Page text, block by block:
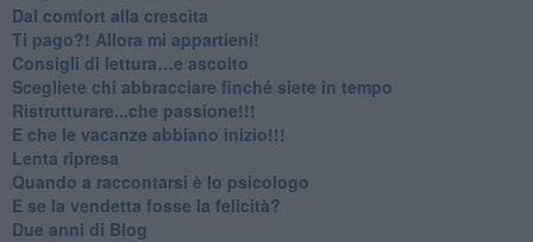
​Dal comfort alla crescita
​Ti pago?! Allora mi appartieni!​
​Consigli di lettura…e ascolto
​Scegliete chi abbracciare finché siete in tempo
​Ristrutturare...che passione!!!
​E che le vacanze abbiano inizio!!!
​Lenta ripresa
​Quando a raccontarsi è lo psicologo
​E se la vendetta fosse la felicità?
​Due anni di Blog